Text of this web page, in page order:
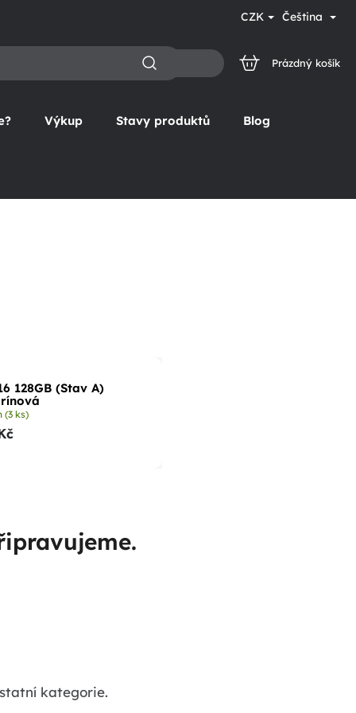
CZK Čeština
NÁKUPNÍ
Prázdný košík
Výkup Stavy produktů Blog
128GB (Stav A)
(3 ks)
kategorie.